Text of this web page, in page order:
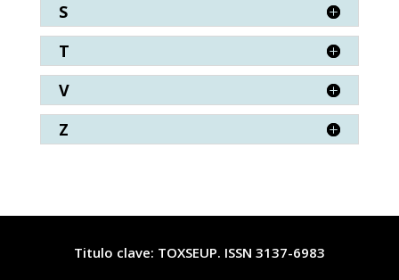
S
T
V
Z
Titulo clave: TOXSEUP. ISSN 3137-6983